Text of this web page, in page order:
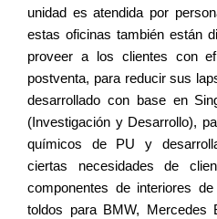
unidad es atendida por
estas oficinas también están
proveer a los clientes con
postventa, para reducir sus
desarrollado con base en
(Investigación y Desarrollo),
químicos de PU y
ciertas necesidades de
componentes de interiores
toldos para BMW,